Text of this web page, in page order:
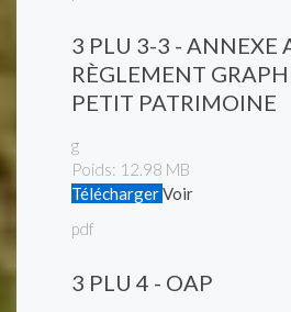
3 PLU 3-3 - ANNEXE
RÈGLEMENT
PETIT PATRIMOINE
g
Poids: 12.98 MB
TéléchargerVoir
pdf
3 PLU 4 - OAP